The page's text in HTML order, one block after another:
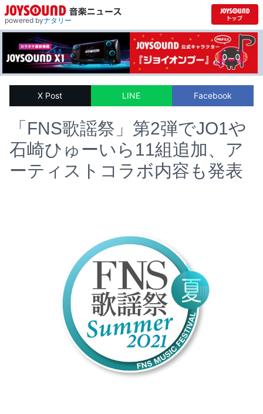
powered byナタリー
X Post LINE Facebook
「FNS歌謡祭」第2弾でJO1や
石崎ひゅーいら11組追加、ア
ーティストコラボ内容も発表